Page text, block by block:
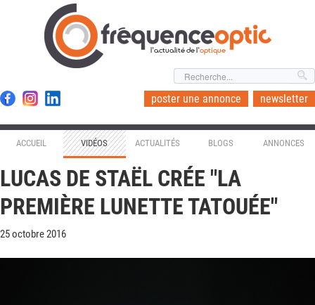
l'actualité de l'optique
poster une annonce newsletter
ACCUEIL VIDÉOS ACTUALITÉS BLOGS ANNONCES
LUCAS DE STAËL CRÉE "LA
PREMIÈRE LUNETTE TATOUÉE"
25 octobre 2016